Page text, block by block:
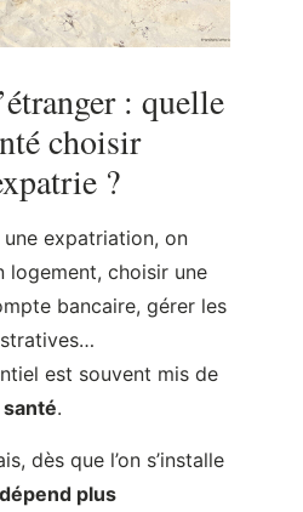
: quelle
choisir
?
expatriation, on
logement, choisir une
bancaire, gérer les
est souvent mis de
santé.
dès que l’on s’installe
plus